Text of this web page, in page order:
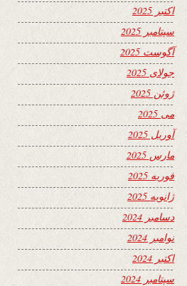
اکتبر 2025
سپتامبر 2025
آگوست 2025
جولای 2025
ژوئن 2025
می 2025
آوریل 2025
مارس 2025
فوریه 2025
ژانویه 2025
دسامبر 2024
نوامبر 2024
اکتبر 2024
سپتامبر 2024